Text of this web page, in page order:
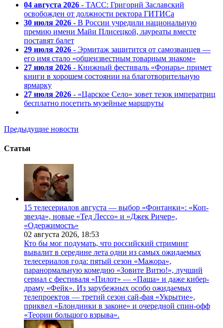
04 августа 2026 - ТАСС: Григорий Заславский
освобожден от должности ректора ГИТИСа
30 июля 2026 - В России учредили национальную
премию имени Майи Плисецкой, лауреаты вместе
поставят балет
29 июля 2026 - Эрмитаж защитится от самозванцев —
его имя стало «общеизвестным товарным знаком»
27 июля 2026 - Книжный фестиваль «Фонарь» примет
книги в хорошем состоянии на благотворительную
ярмарку
27 июля 2026 - «Царское Село» зовет тезок императриц
бесплатно посетить музейные маршруты
Предыдущие новости
Статьи
15 телесериалов августа — выбор «Фонтанки»: «Коп-
звезда», новые «Тед Лессо» и «Джек Ричер»,
«Одержимость»
02 августа 2026, 18:53
Кто бы мог подумать, что российский стриминг
вывалит в середине лета одни из самых ожидаемых
телесериалов года: пятый сезон «Мажора»,
паранормальную комедию «Зовите Витю!», лучший
сериал с фестиваля «Пилот» — «Паша» и даже кибер-
драму «Фейк». Из зарубежных особо ожидаемых
телепроектов — третий сезон сай-фая «Укрытие»,
приквел «Блондинки в законе» и очередной спин-офф
«Теории большого взрыва».